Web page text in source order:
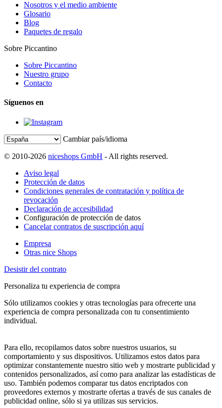
Nosotros y el medio ambiente
Glosario
Blog
Paquetes de regalo
Sobre Piccantino
Sobre Piccantino
Nuestro grupo
Contacto
Síguenos en
Cambiar país/idioma
© 2010-2026 niceshops GmbH - All rights reserved.
Aviso legal
Protección de datos
Condiciones generales de contratación y política de
revocación
Declaración de accesibilidad
Configuración de protección de datos
Cancelar contratos de suscripción aquí
Empresa
Otras nice Shops
Desistir del contrato
Personaliza tu experiencia de compra
Sólo utilizamos cookies y otras tecnologías para ofrecerte una
experiencia de compra personalizada con tu consentimiento
individual.
Para ello, recopilamos datos sobre nuestros usuarios, su
comportamiento y sus dispositivos. Utilizamos estos datos para
optimizar constantemente nuestro sitio web y mostrarte publicidad y
contenidos personalizados, así como para analizar las estadísticas de
uso. También podemos comparar tus datos encriptados con
proveedores externos y mostrarte ofertas a través de sus canales de
publicidad online, sólo si ya utilizas sus servicios.